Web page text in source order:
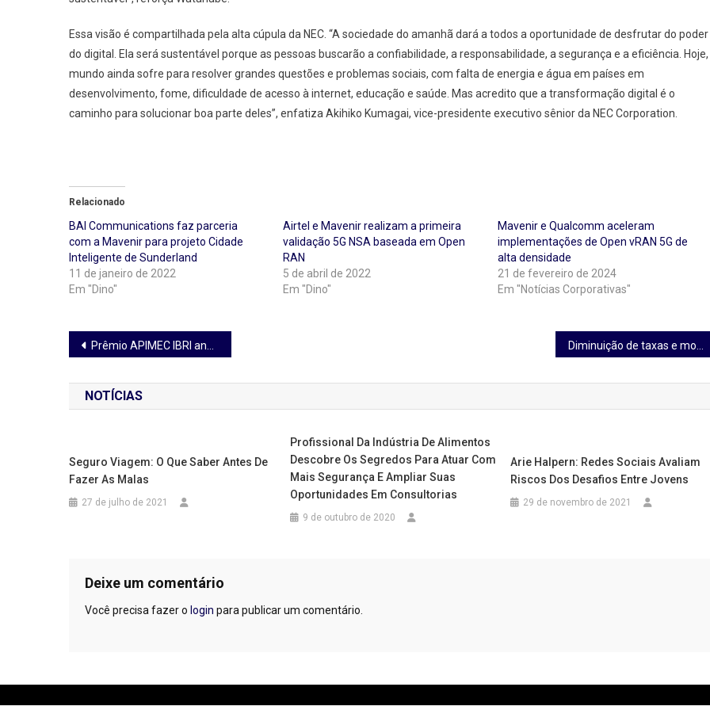
Essa visão é compartilhada pela alta cúpula da NEC. “A sociedade do amanhã dará a todos a oportunidade de desfrutar do poder
do digital. Ela será sustentável porque as pessoas buscarão a confiabilidade, a responsabilidade, a segurança e a eficiência. Hoje,
mundo ainda sofre para resolver grandes questões e problemas sociais, com falta de energia e água em países em
desenvolvimento, fome, dificuldade de acesso à internet, educação e saúde. Mas acredito que a transformação digital é o
caminho para solucionar boa parte deles”, enfatiza Akihiko Kumagai, vice-presidente executivo sênior da NEC Corporation.
Relacionado
BAI Communications faz parceria
com a Mavenir para projeto Cidade
Inteligente de Sunderland
11 de janeiro de 2022
Em "Dino"
Airtel e Mavenir realizam a primeira
validação 5G NSA baseada em Open
RAN
5 de abril de 2022
Em "Dino"
Mavenir e Qualcomm aceleram
implementações de Open vRAN 5G de
alta densidade
21 de fevereiro de 2024
Em "Notícias Corporativas"
Navegação
de
Post
Prêmio APIMEC IBRI anuncia vencedores em solenidade virtual Diminuição de taxas e modelo flexível são trunfos da Pontte
NOTÍCIAS
Seguro Viagem: O Que Saber Antes De
Fazer As Malas
27 de julho de 2021
Profissional Da Indústria De Alimentos
Descobre Os Segredos Para Atuar Com
Mais Segurança E Ampliar Suas
Oportunidades Em Consultorias
9 de outubro de 2020
Arie Halpern: Redes Sociais Avaliam
Riscos Dos Desafios Entre Jovens
29 de novembro de 2021
Deixe um comentário
Você precisa fazer o login para publicar um comentário.